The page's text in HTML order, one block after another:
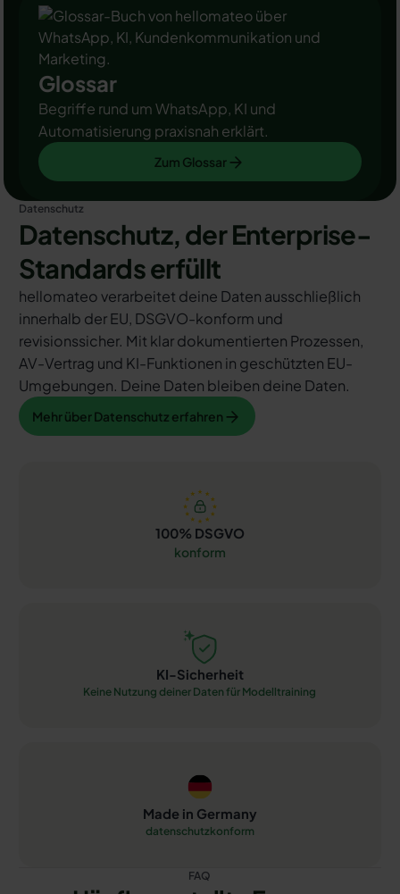
Glossar
Begriffe rund um WhatsApp, KI und
Automatisierung praxisnah erklärt.
Zum Glossar
Zum Glossar
Datenschutz
Datenschutz, der Enterprise-
Standards erfüllt
hellomateo verarbeitet deine Daten ausschließlich
innerhalb der EU, DSGVO-konform und
revisionssicher. Mit klar dokumentierten Prozessen,
AV-Vertrag und KI-Funktionen in geschützten EU-
Umgebungen. Deine Daten bleiben deine Daten.
Mehr über Datenschutz erfahren
Mehr über Datenschutz erfahren
100% DSGVO
konform
KI-Sicherheit
Keine Nutzung deiner Daten für Modelltraining
Made in Germany
datenschutzkonform
FAQ